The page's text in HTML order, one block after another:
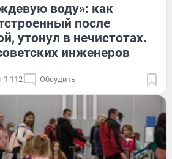
воду»: как
после
утонул в нечистотах.
инженеров
1 112 Обсудить